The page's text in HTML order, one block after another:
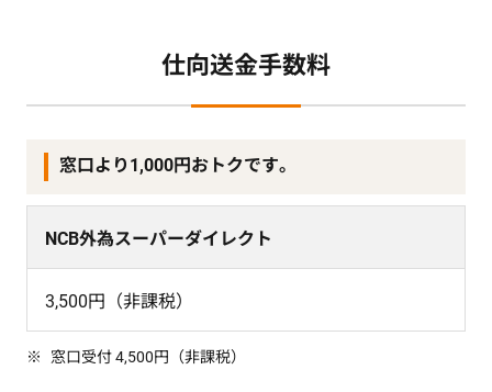
仕向送金手数料
窓口より1,000円おトクです。
NCB外為スーパーダイレクト
3,500円（非課税）
窓口受付 4,500円（非課税）